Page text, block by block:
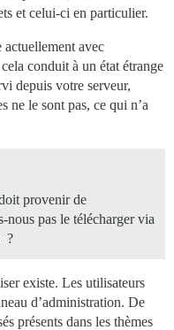
et celui-ci en particulier.
avec
conduit à un état étrange
depuis votre serveur,
ne le sont pas, ce qui n’a
provenir de
pas le télécharger via
?
existe. Les utilisateurs
d’administration. De
présents dans les thèmes